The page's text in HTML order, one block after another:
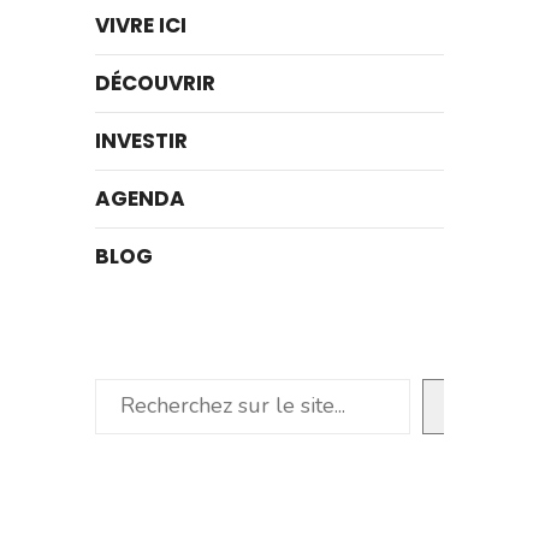
VIVRE ICI
DÉCOUVRIR
INVESTIR
AGENDA
BLOG
Rechercher